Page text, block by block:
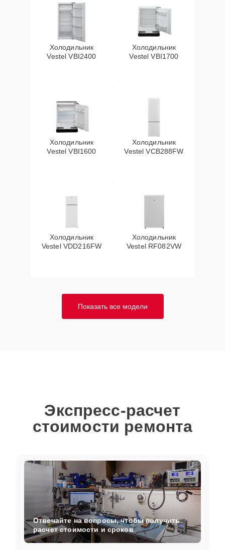
Холодильник
Vestel VBI2400
Холодильник
Vestel VBI1700
Холодильник
Vestel VBI1600
Холодильник
Vestel VCB288FW
Холодильник
Vestel VDD216FW
Холодильник
Vestel RF082VW
Показать все модели
Экспресс-расчет
стоимости ремонта
Отвечайте на вопросы, чтобы получить
расчет стоимости и сроков